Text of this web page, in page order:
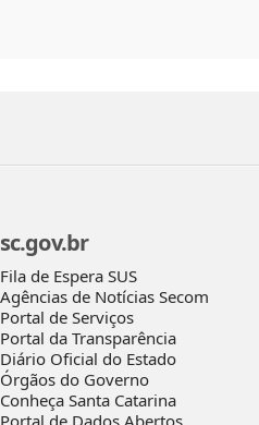
sc.gov.br
Fila de Espera SUS
Agências de Notícias Secom
Portal de Serviços
Portal da Transparência
Diário Oficial do Estado
Órgãos do Governo
Conheça Santa Catarina